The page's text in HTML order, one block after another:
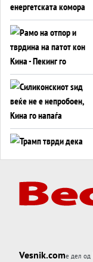
Vesnik.comе дел од